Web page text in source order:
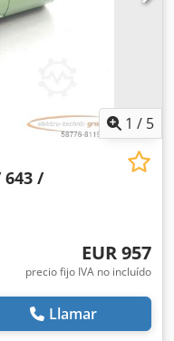
1 / 5
643 /
EUR 957
precio fijo IVA no incluído
Llamar